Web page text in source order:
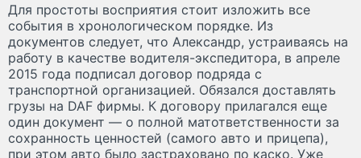
Для простоты восприятия стоит изложить все
события в хронологическом порядке. Из
документов следует, что Александр, устраиваясь на
работу в качестве водителя-экспедитора, в апреле
2015 года подписал договор подряда с
транспортной организацией. Обязался доставлять
грузы на DAF фирмы. К договору прилагался еще
один документ — о полной матответственности за
сохранность ценностей (самого авто и прицепа),
при этом авто было застраховано по каско. Уже